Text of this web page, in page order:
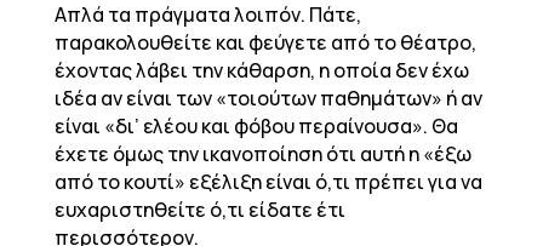
Απλά τα πράγματα λοιπόν. Πάτε,
παρακολουθείτε και φεύγετε από το θέατρο,
έχοντας λάβει την κάθαρση, η οποία δεν έχω
ιδέα αν είναι των «τοιούτων παθημάτων» ή αν
είναι «δι’ ελέου και φόβου περαίνουσα». Θα
έχετε όμως την ικανοποίηση ότι αυτή η «έξω
από το κουτί» εξέλιξη είναι ό,τι πρέπει για να
ευχαριστηθείτε ό,τι είδατε έτι
περισσότερον.